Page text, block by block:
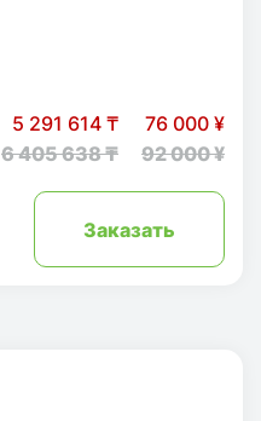
5 291 614 ₸
6 405 638 ₸
76 000 ¥
92 000 ¥
Заказать